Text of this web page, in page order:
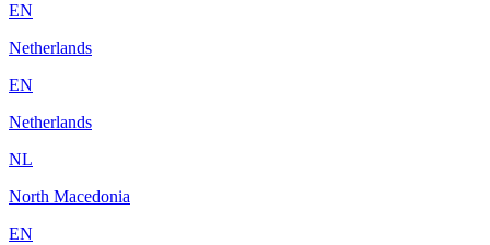
EN
Netherlands
EN
Netherlands
NL
North Macedonia
EN